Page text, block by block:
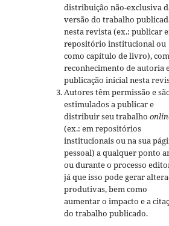
distribuição não-exclusiva
versão do trabalho
nesta revista (ex.: publicar
repositório institucional ou
como capítulo de livro), com
reconhecimento de autoria
publicação inicial nesta
Autores têm permissão e
estimulados a publicar e
distribuir seu trabalho
(ex.: em repositórios
institucionais ou na sua
pessoal) a qualquer ponto
ou durante o processo
já que isso pode gerar
produtivas, bem como
aumentar o impacto e a
do trabalho publicado.